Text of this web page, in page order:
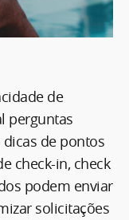
de
perguntas
de pontos
check-in, check
podem enviar
solicitações